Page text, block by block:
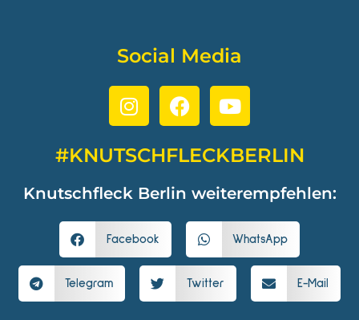
Social Media
#KNUTSCHFLECKBERLIN
Knutschfleck Berlin weiterempfehlen:
Facebook WhatsApp
Telegram Twitter E-Mail